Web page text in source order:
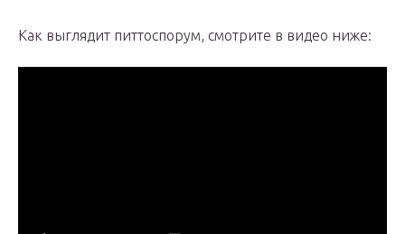
Как выглядит питтоспорум, смотрите в видео ниже: